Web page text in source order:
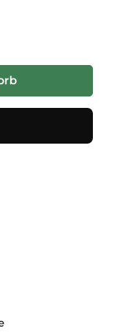
benutze die